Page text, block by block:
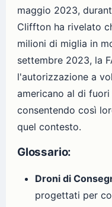
maggio 2023,
Cliffton ha rivelato
milioni di miglia in
settembre 2023, la
l'autorizzazione a
americano al di
consentendo così
quel contesto.
Glossario:
Droni di
progettati per